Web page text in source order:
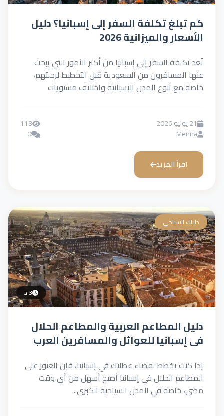
كم تبلغ تكلفة السفر إلى إسبانيا؟ دليل
الأسعار والميزانية 2026
تُعد تكلفة السفر إلى إسبانيا من أكثر الأمور التي يبحث
عنها المسافرون من السعودية قبل التخطيط لرحلتهم،
خاصة مع تنوع المدن الإسبانية واختلاف مستويات
21 يوليو 2026
Menna
113
0
اقرأ المزيد
دليلك السياحي
3 د
دليل المطاعم العربية والمطاعم الحلال
في إسبانيا للعوائل والمسافرين العرب
إذا كنت تخطط لقضاء عطلتك في إسبانيا، فإن العثور على
المطاعم الحلال في إسبانيا أصبح أسهل من أي وقت
مضى، خاصة في المدن السياحية الكبرى...